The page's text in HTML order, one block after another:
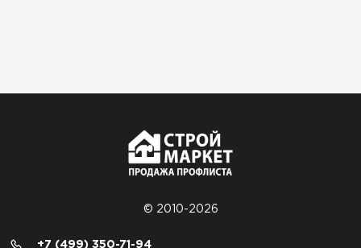
© 2010-2026
+7 (499) 350-71-94